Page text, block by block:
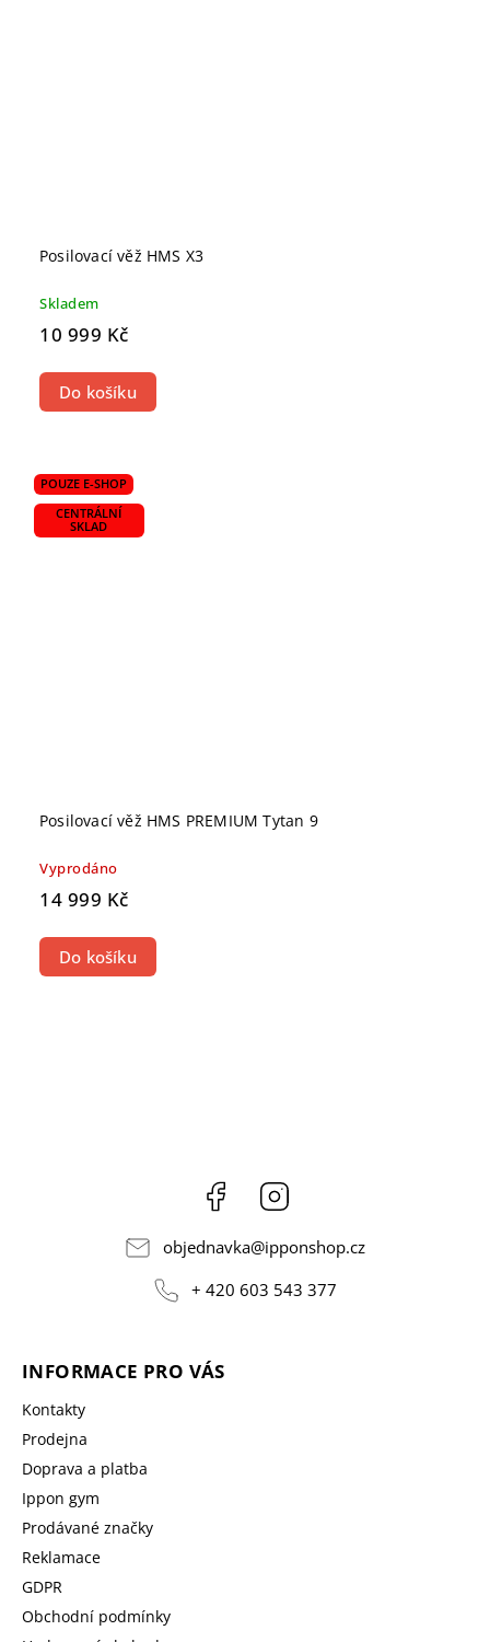
Posilovací věž HMS X3
Skladem
10 999 Kč
Do košíku
POUZE E-SHOP
CENTRÁLNÍ
SKLAD
Posilovací věž HMS PREMIUM Tytan 9
Vyprodáno
14 999 Kč
Do košíku
Facebook
objednavka@ipponshop.cz
+ 420 603 543 377
INFORMACE PRO VÁS
Kontakty
Prodejna
Doprava a platba
Ippon gym
Prodávané značky
Reklamace
GDPR
Obchodní podmínky